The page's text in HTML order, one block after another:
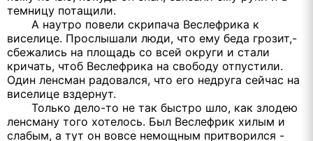
темницу потащили.
А наутро повели скрипача Веслефрика к
виселице. Прослышали люди, что ему беда грозит,-
сбежались на площадь со всей округи и стали
кричать, чтоб Веслефрика на свободу отпустили.
Один ленсман радовался, что его недруга сейчас на
виселице вздернут.
Только дело-то не так быстро шло, как злодею
ленсману того хотелось. Был Веслефрик хилым и
слабым, а тут он вовсе немощным притворился -